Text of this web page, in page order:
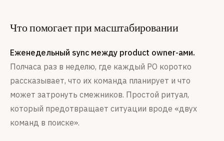
Что помогает при масштабировании
Еженедельный sync между product owner-ами.
Полчаса раз в неделю, где каждый PO коротко
рассказывает, что их команда планирует и что
может затронуть смежников. Простой ритуал,
который предотвращает ситуации вроде «двух
команд в поиске».